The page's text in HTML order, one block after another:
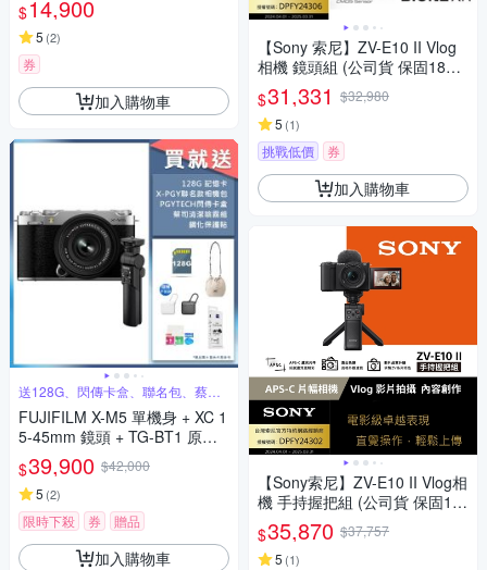
$14,900
5 (2)
券
加入購物車
送128G、閃傳卡盒、聯名包、蔡司
清潔組
FUJIFILM X-M5 單機身 + XC 1
5-45mm 鏡頭 + TG-BT1 原廠
手把 公司貨
$39,900 $42,000
5 (2)
限時下殺 券 贈品
加入購物車
【Sony 索尼】ZV-E10 II Vlog
相機 鏡頭組 (公司貨 保固18+6
個月)
$31,331 $32,980
5 (1)
挑戰低價 券
加入購物車
【Sony索尼】ZV-E10 II Vlog相
機 手持握把組 (公司貨 保固18
+6個月)
$35,870 $37,757
5 (1)